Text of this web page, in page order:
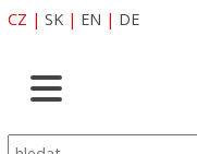
CZ | SK | EN | DE